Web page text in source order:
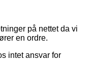
på nettet da vi
en ordre.
intet ansvar for